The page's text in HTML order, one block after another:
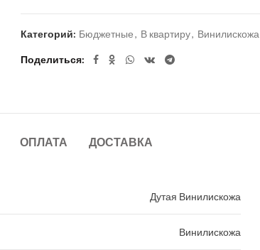
Категорий: Бюджетные, В квартиру, Винилискожа
Поделиться
ОПЛАТА ДОСТАВКА
Дутая Винилискожа
Винилискожа